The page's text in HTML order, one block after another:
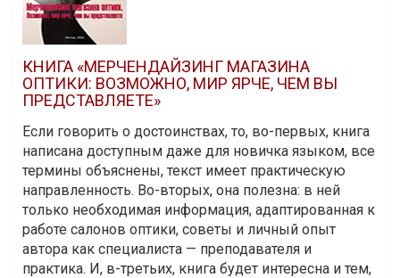
КНИГА «МЕРЧЕНДАЙЗИНГ МАГАЗИНА
ОПТИКИ: ВОЗМОЖНО, МИР ЯРЧЕ, ЧЕМ ВЫ
ПРЕДСТАВЛЯЕТЕ»
Если говорить о достоинствах, то, во-первых, книга
написана доступным даже для новичка языком, все
термины объяснены, текст имеет практическую
направленность. Во-вторых, она полезна: в ней
только необходимая информация, адаптированная к
работе салонов оптики, советы и личный опыт
автора как специалиста — преподавателя и
практика. И, в-третьих, книга будет интересна и тем,